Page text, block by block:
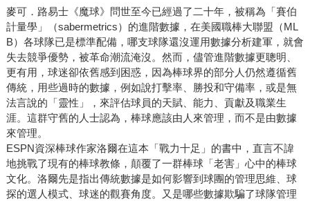
新的啟發。這幾年我們有幸開始與職業球隊合作，開發數據
系統，整合上述提到的各種系統性資料，希望能夠幫助教練
與選手更有效率地進行更深入的分析與決策。 3. 《第二波
魔球革命》：當一個組織開始用不同方式思考 這本書記錄
的是休士頓太空人隊的重建過程。當時的太空人是聯盟戰績
最差的球隊之一，甚至連續幾年吞下百敗球季。但在決定徹
底重建之後，球隊做了一件很不尋常的事情：大量引進來自
不同領域的人才，包括工程師、數據分析師與商業顧問。
這些人並不是傳統棒球圈出身，但他們帶來的是另一種思考
方式：用數據與模型重新理解棒球，並重新設計整個球隊的
決策系統。從選秀、球員培養到交易策略，都開始嘗試用更
麥可．路易士《魔球》問世至今已經過了二十年，被稱為「賽伯
計量學」（sabermetrics）的進階數據，在美國職棒大聯盟（ML
B）各球隊已是標準配備，哪支球隊還沒運用數據分析建軍，就會
失去競爭優勢，被革命潮流淹沒。然而，儘管進階數據更聰明、
更有用，球迷卻依舊感到困惑，因為棒球界的部分人仍然遵循舊
傳統，用些過時的數據，例如說打擊率、勝投和守備率，或是無
法言說的「靈性」，來評估球員的天賦、能力、貢獻及職業生
涯。這群守舊的人士認為，棒球應該由人來管理，而不是由數據
來管理。
ESPN資深棒球作家洛爾在這本「戰力十足」的書中，直言不諱
地挑戰了現有的棒球教條，顛覆了一群棒球「老害」心中的棒球
文化。洛爾先是指出傳統數據是如何影響到球團的管理思維、球
探的選人模式、球迷的觀賽角度。又是哪些數據欺騙了球隊管理